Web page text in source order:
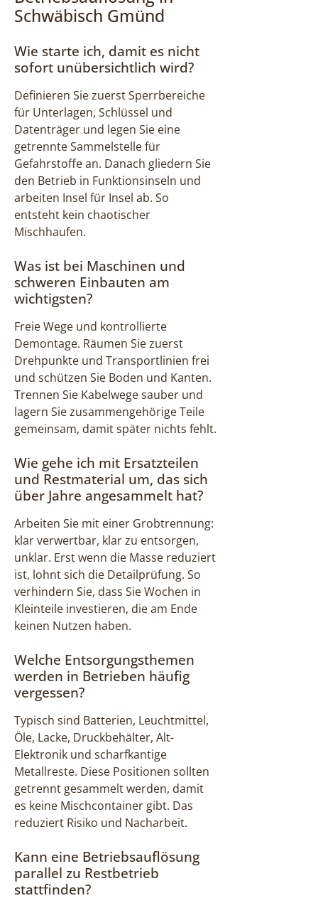
Schwäbisch Gmünd
Wie starte ich, damit es nicht
sofort unübersichtlich wird?
Definieren Sie zuerst Sperrbereiche
für Unterlagen, Schlüssel und
Datenträger und legen Sie eine
getrennte Sammelstelle für
Gefahrstoffe an. Danach gliedern Sie
den Betrieb in Funktionsinseln und
arbeiten Insel für Insel ab. So
entsteht kein chaotischer
Mischhaufen.
Was ist bei Maschinen und
schweren Einbauten am
wichtigsten?
Freie Wege und kontrollierte
Demontage. Räumen Sie zuerst
Drehpunkte und Transportlinien frei
und schützen Sie Boden und Kanten.
Trennen Sie Kabelwege sauber und
lagern Sie zusammengehörige Teile
gemeinsam, damit später nichts fehlt.
Wie gehe ich mit Ersatzteilen
und Restmaterial um, das sich
über Jahre angesammelt hat?
Arbeiten Sie mit einer Grobtrennung:
klar verwertbar, klar zu entsorgen,
unklar. Erst wenn die Masse reduziert
ist, lohnt sich die Detailprüfung. So
verhindern Sie, dass Sie Wochen in
Kleinteile investieren, die am Ende
keinen Nutzen haben.
Welche Entsorgungsthemen
werden in Betrieben häufig
vergessen?
Typisch sind Batterien, Leuchtmittel,
Öle, Lacke, Druckbehälter, Alt-
Elektronik und scharfkantige
Metallreste. Diese Positionen sollten
getrennt gesammelt werden, damit
es keine Mischcontainer gibt. Das
reduziert Risiko und Nacharbeit.
Kann eine Betriebsauflösung
parallel zu Restbetrieb
stattfinden?